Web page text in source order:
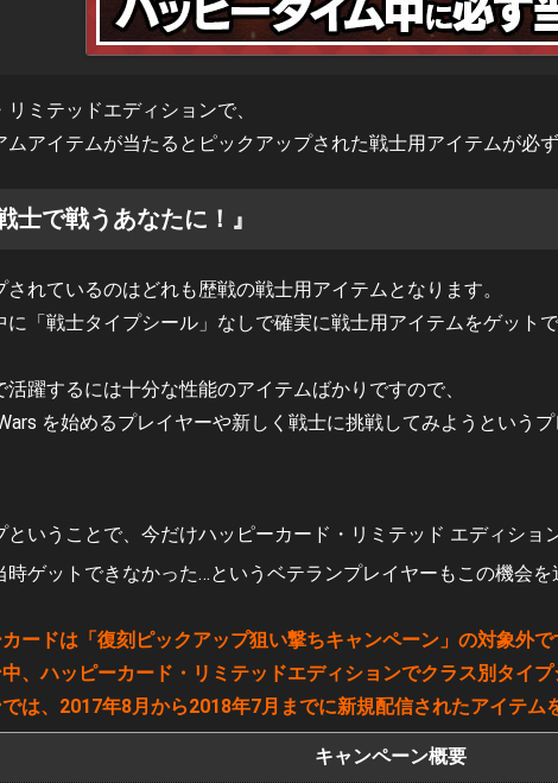
ミテッドエディションで、
ムアイテムが当たるとピックアップされた戦士用アイテムが必
士で戦うあなたに！』
れているのはどれも歴戦の戦士用アイテムとなります。
「戦士タイプシール」なしで確実に戦士用アイテムをゲットで
活躍するには十分な性能のアイテムばかりですので、
を始めるプレイヤーや新しく戦士に挑戦してみようという
ということで、今だけハッピーカード・リミテッド エディショ
時ゲットできなかった…というベテランプレイヤーもこの機会を
ードは「復刻ピックアップ狙い撃ちキャンペーン」の対象外で
、ハッピーカード・リミテッドエディションでクラス別タイプ
は、2017年8月から2018年7月までに新規配信されたアイテム
キャンペーン概要